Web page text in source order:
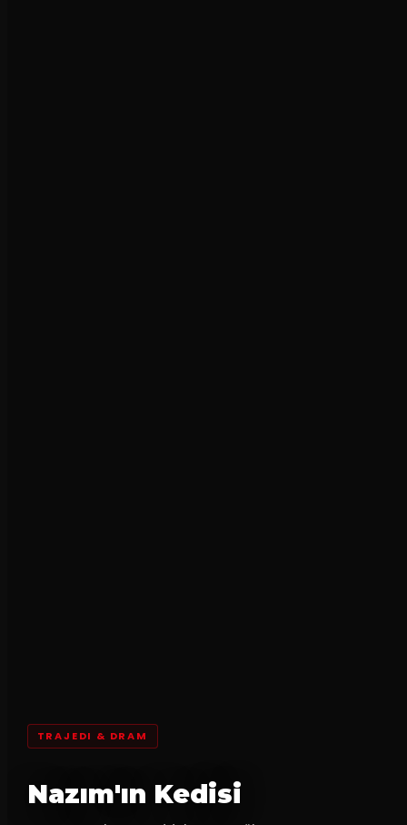
TRAJEDI & DRAM
Nazım'ın Kedisi